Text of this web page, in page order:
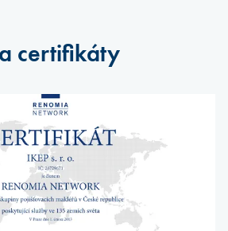
certifikáty